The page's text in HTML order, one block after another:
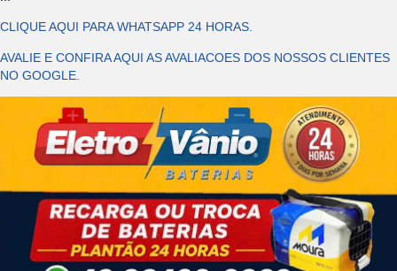
CLIQUE AQUI PARA WHATSAPP 24 HORAS.
AVALIE E CONFIRA AQUI AS AVALIACOES DOS NOSSOS CLIENTES
NO GOOGLE.